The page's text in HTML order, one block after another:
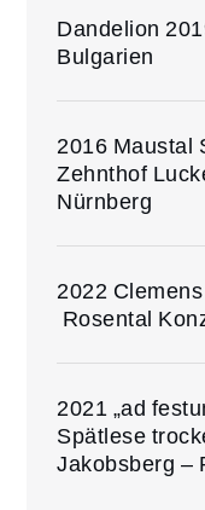
Dandelion
Bulgarien
2016 Maustal
Zehnthof
Nürnberg
2022
Rosental
2021 „ad
Spätlese
Jakobsberg –